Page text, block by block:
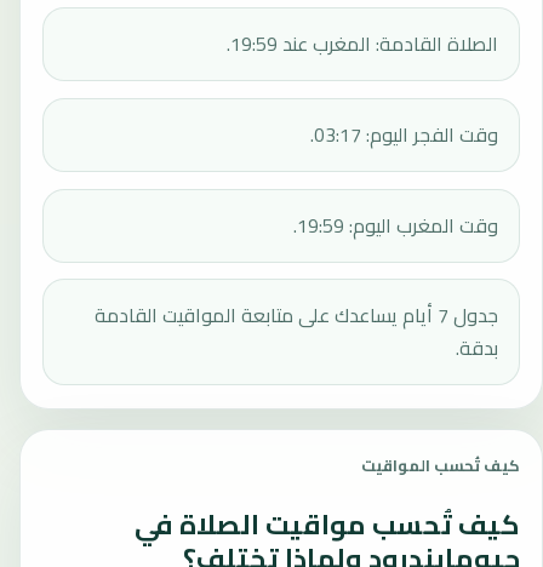
الصلاة القادمة: المغرب عند 19:59.
وقت الفجر اليوم: 03:17.
وقت المغرب اليوم: 19:59.
جدول 7 أيام يساعدك على متابعة المواقيت القادمة
بدقة.
كيف تُحسب المواقيت
كيف تُحسب مواقيت الصلاة في